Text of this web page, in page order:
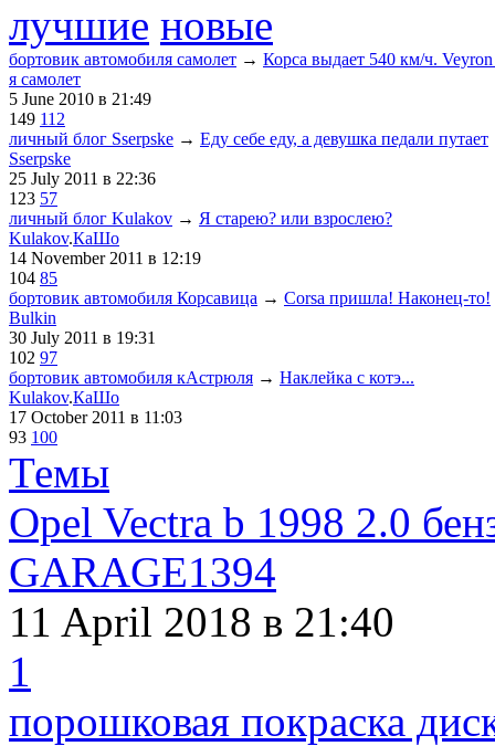
лучшие новые
бортовик автомобиля самолет → Корса выдает 540 км/ч.
я самолет
5 June 2010 в 21:49
149 112
личный блог Sserpske → Еду себе еду, а девушка педали путает
Sserpske
25 July 2011 в 22:36
123 57
личный блог Kulakov → Я старею? или взрослею?
Kulakov.КаШо
14 November 2011 в 12:19
104 85
бортовик автомобиля Корсавица → Corsa пришла! Наконец-то!
Bulkin
30 July 2011 в 19:31
102 97
бортовик автомобиля кАстрюля → Наклейка с котэ...
Kulakov.КаШо
17 October 2011 в 11:03
93 100
Темы
Opel Vectra b 1998 2.0
GARAGE1394
11 April 2018 в 21:40
1
порошковая покраска